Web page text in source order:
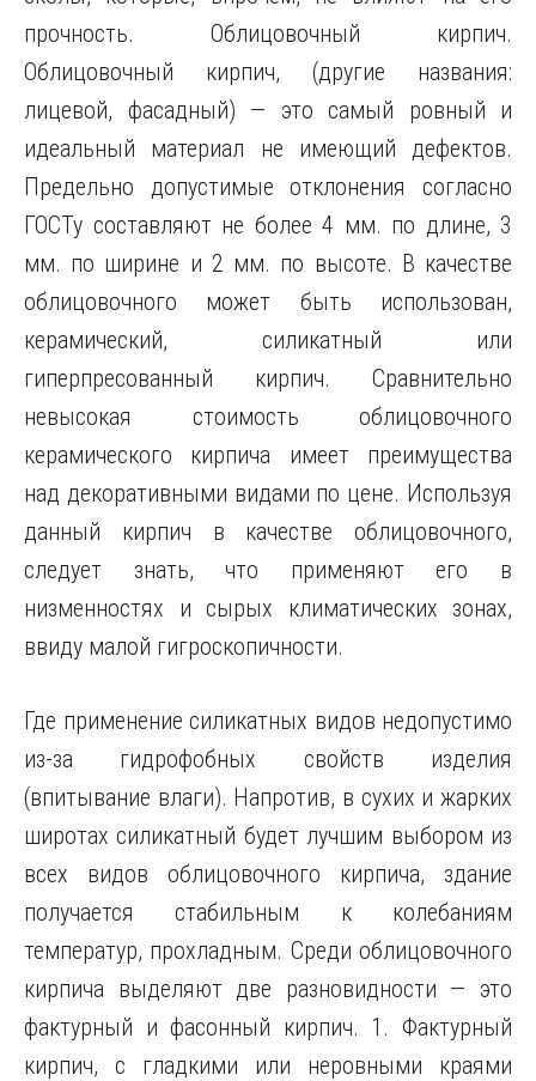
прочность. Облицовочный кирпич.
Облицовочный кирпич, (другие названия:
лицевой, фасадный) — это самый ровный и
идеальный материал не имеющий дефектов.
Предельно допустимые отклонения согласно
ГОСТу составляют не более 4 мм. по длине, 3
мм. по ширине и 2 мм. по высоте. В качестве
облицовочного может быть использован,
керамический, силикатный или
гиперпресованный кирпич. Сравнительно
невысокая стоимость облицовочного
керамического кирпича имеет преимущества
над декоративными видами по цене. Используя
данный кирпич в качестве облицовочного,
следует знать, что применяют его в
низменностях и сырых климатических зонах,
ввиду малой гигроскопичности.
Где применение силикатных видов недопустимо
из-за гидрофобных свойств изделия
(впитывание влаги). Напротив, в сухих и жарких
широтах силикатный будет лучшим выбором из
всех видов облицовочного кирпича, здание
получается стабильным к колебаниям
температур, прохладным. Среди облицовочного
кирпича выделяют две разновидности — это
фактурный и фасонный кирпич. 1. Фактурный
кирпич, с гладкими или неровными краями